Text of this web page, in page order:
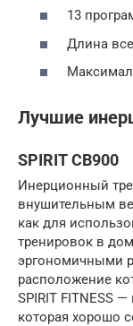
13
Длина
Лучшие
SPIRIT CB900
Инерционный
внушительным
как для
тренировок в
эргономичными
расположение
SPIRIT FITNESS
которая хорошо